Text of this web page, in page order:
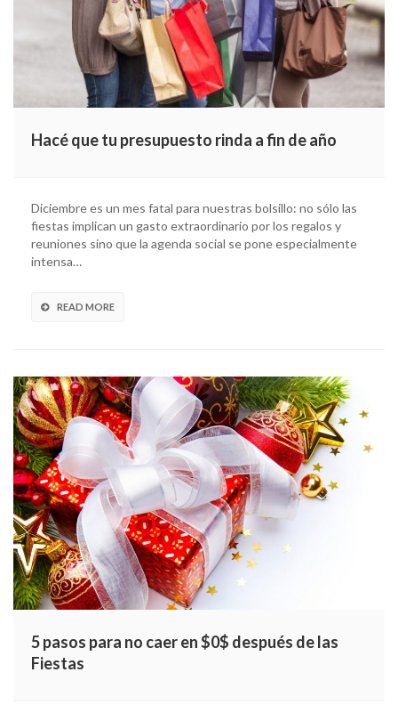
Hacé que tu presupuesto rinda a fin de año
Diciembre es un mes fatal para nuestras bolsillo: no sólo las
fiestas implican un gasto extraordinario por los regalos y
reuniones sino que la agenda social se pone especialmente
intensa…
READ MORE
5 pasos para no caer en $0$ después de las
Fiestas